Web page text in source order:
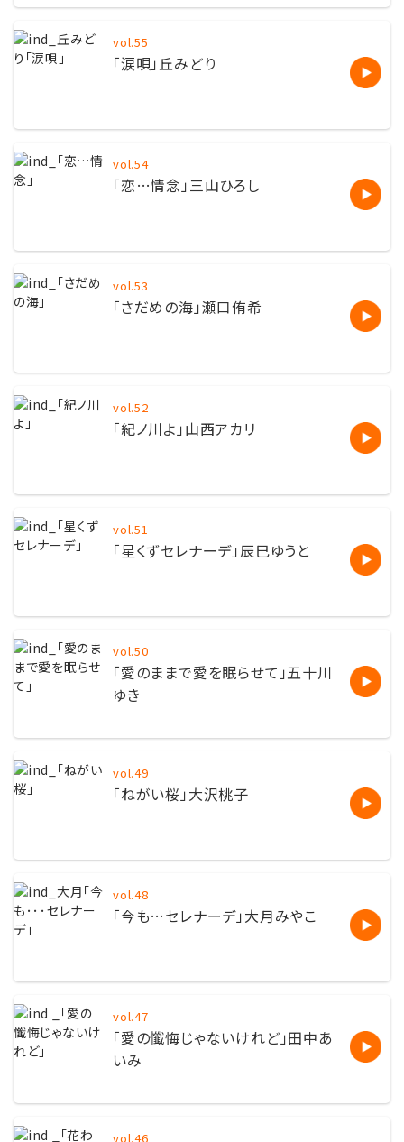
vol.55
「涙唄」丘みどり
vol.54
「恋…情念」三山ひろし
vol.53
「さだめの海」瀬口侑希
vol.52
「紀ノ川よ」山西アカリ
vol.51
「星くずセレナーデ」辰巳ゆうと
vol.50
「愛のままで愛を眠らせて」五十川
ゆき
vol.49
「ねがい桜」大沢桃子
vol.48
「今も…セレナーデ」大月みやこ
vol.47
「愛の懺悔じゃないけれど」田中あ
いみ
vol.46